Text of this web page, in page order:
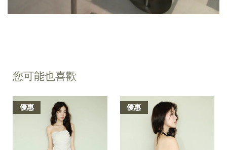
您可能也喜歡
優惠 優惠